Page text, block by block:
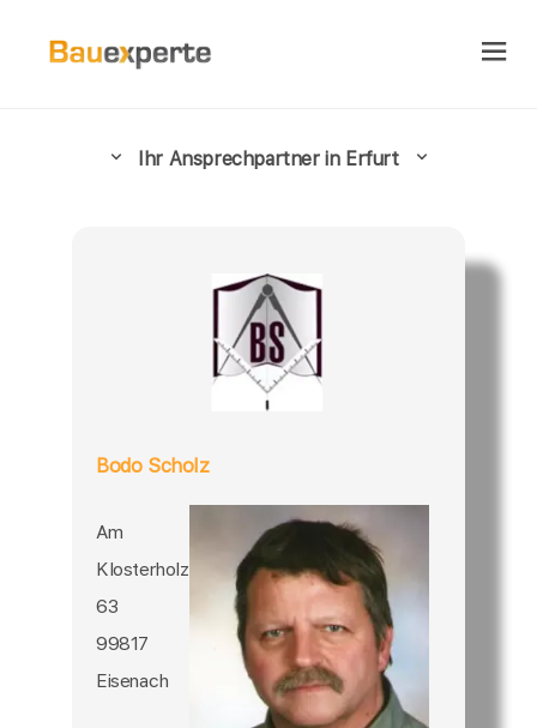
Ihr Ansprechpartner in Erfurt
Bodo Scholz
Am
Klosterholz
63
99817
Eisenach